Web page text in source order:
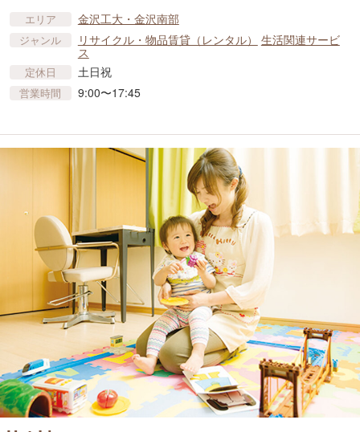
エリア 金沢工大・金沢南部
ジャンル リサイクル・物品賃貸​（レンタル）
生活関連サービ
ス
定休日 土日祝
営業時間 9:00〜17:45